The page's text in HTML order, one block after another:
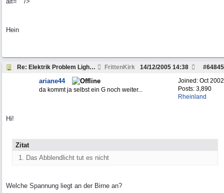
Hein
Re: Elektrik Problem Lightweight FrittenKirk #64845
14/12/2005 14:38
Joined: Oct 2002
Posts: 3,890
Rheinland
ariane44
da kommt ja selbst ein G noch weiter...
Hi!
Zitat
1. Das Abblendlicht tut es nicht
Welche Spannung liegt an der Birne an?